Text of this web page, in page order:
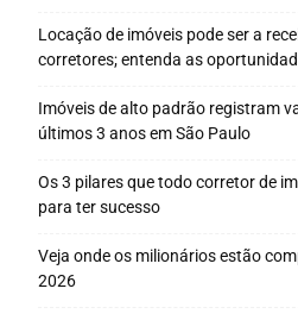
Locação de imóveis pode ser a
corretores; entenda as
Imóveis de alto padrão registram
últimos 3 anos em São Paulo
Os 3 pilares que todo corretor de
para ter sucesso
Veja onde os milionários estão
2026